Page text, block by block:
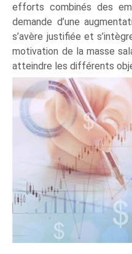
efforts combinés des
demande d’une
s’avère justifiée et
motivation de la masse
atteindre les différents